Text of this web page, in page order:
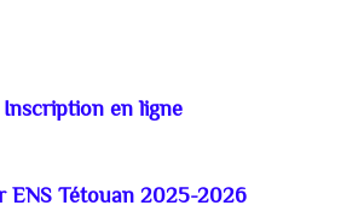
Inscription en ligne
ENS Tétouan 2025-2026